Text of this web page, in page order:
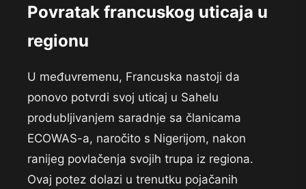
Povratak francuskog uticaja u
regionu
U međuvremenu, Francuska nastoji da
ponovo potvrdi svoj uticaj u Sahelu
produbljivanjem saradnje sa članicama
ECOWAS-a, naročito s Nigerijom, nakon
ranijeg povlačenja svojih trupa iz regiona.
Ovaj potez dolazi u trenutku pojačanih